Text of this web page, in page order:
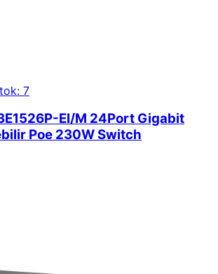
7
EI/M 24Port Gigabit
Poe 230W Switch